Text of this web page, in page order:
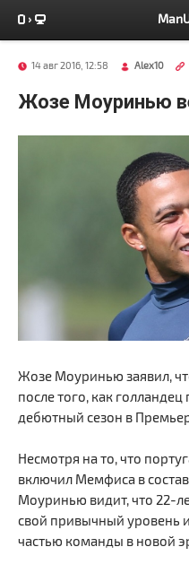
14 авг 2016, 12:58 Alex10
Жозе Моуринью
Жозе Моуринью заявил,
после того, как
дебютный сезон в
Несмотря на то, что
включил Мемфиса в
Моуринью видит, что 22-
свой привычный уровень
частью команды в новой